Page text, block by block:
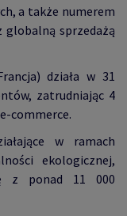
a także numerem
globalną sprzedażą
działa w 31
zatrudniając 4
commerce.
w ramach
ekologicznej,
z ponad 11 000